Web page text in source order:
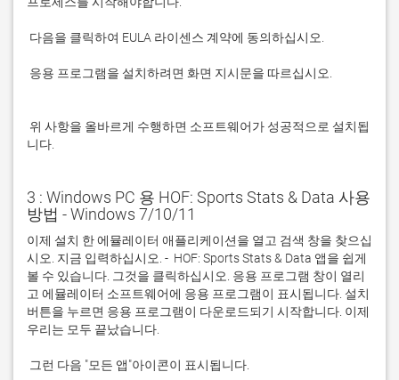
니다.
3 : Windows PC 용 HOF: Sports Stats & Data 사용
방법 - Windows 7/10/11
이제 설치 한 에뮬레이터 애플리케이션을 열고 검색 창을 찾으십
시오. 지금 입력하십시오. -  HOF: Sports Stats & Data 앱을 쉽게
볼 수 있습니다. 그것을 클릭하십시오. 응용 프로그램 창이 열리
고 에뮬레이터 소프트웨어에 응용 프로그램이 표시됩니다. 설치
버튼을 누르면 응용 프로그램이 다운로드되기 시작합니다. 이제